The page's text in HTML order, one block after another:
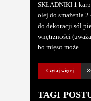
SKŁADNIKI 1
olej do smażenia 2
do dekoracji sól
wnętrzności
bo mięso może
Czytaj więcej
TAGI